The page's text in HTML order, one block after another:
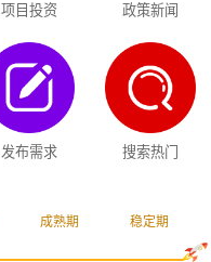
项目投资 政策新闻
发布需求 搜索热门
成熟期 稳定期